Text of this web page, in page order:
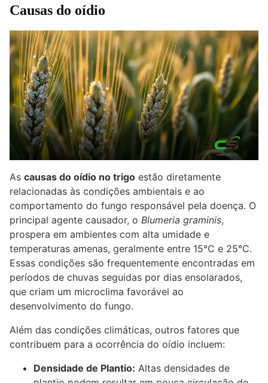
Causas do oídio
As causas do oídio no trigo estão diretamente
relacionadas às condições ambientais e ao
comportamento do fungo responsável pela doença. O
principal agente causador, o Blumeria graminis,
prospera em ambientes com alta umidade e
temperaturas amenas, geralmente entre 15°C e 25°C.
Essas condições são frequentemente encontradas em
períodos de chuvas seguidas por dias ensolarados,
que criam um microclima favorável ao
desenvolvimento do fungo.
Além das condições climáticas, outros fatores que
contribuem para a ocorrência do oídio incluem:
Densidade de Plantio: Altas densidades de